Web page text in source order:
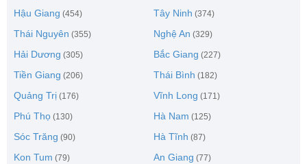
Hậu Giang (454) Tây Ninh (374)
Thái Nguyên (355) Nghệ An (329)
Hải Dương (305) Bắc Giang (227)
Tiền Giang (206) Thái Bình (182)
Quảng Trị (176) Vĩnh Long (171)
Phú Thọ (130) Hà Nam (125)
Sóc Trăng (90) Hà Tĩnh (87)
Kon Tum (79) An Giang (77)